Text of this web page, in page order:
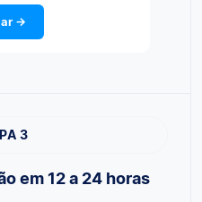
→
3
em 12 a 24 horas